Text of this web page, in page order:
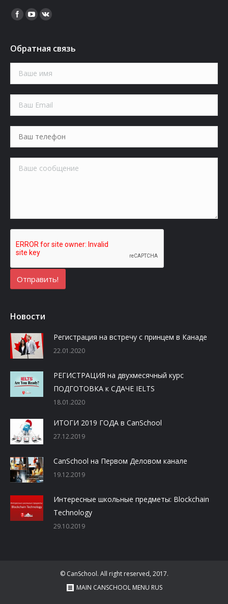
Найдите нас:
Обратная связь
Новости
Регистрация на встречу с принцем в Канаде
22.01.2020
РЕГИСТРАЦИЯ на двухмесячный курс
ПОДГОТОВКА к СДАЧЕ IELTS
18.01.2020
ИТОГИ 2019 ГОДА в CanSchool
27.12.2019
CanSchool на Первом Деловом канале
19.12.2019
Интересные школьные предметы: Blockchain
Technology
29.10.2019
© CanSchool. All right reserved, 2017.
MAIN CANSCHOOL MENU RUS